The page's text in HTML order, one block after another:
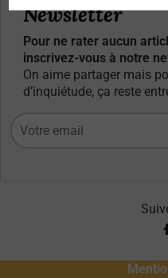
Newsletter
Pour ne rater aucun
inscrivez-vous à notre
On aime partager mais
d’inquiétude, ça reste